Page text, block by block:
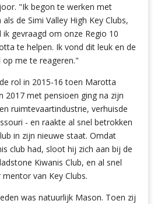
"Ik begon te werken met
de Simi Valley High Key Clubs,
gevraagd om onze Regio 10
te helpen. Ik vond dit leuk en de
me te reageren."
rol in 2015-16 toen Marotta
2017 met pensioen ging na zijn
ruimtevaartindustrie, verhuisde
- en raakte al snel betrokken
in zijn nieuwe staat. Omdat
club had, sloot hij zich aan bij de
Kiwanis Club, en al snel
van Key Clubs.
was natuurlijk Mason. Toen zij